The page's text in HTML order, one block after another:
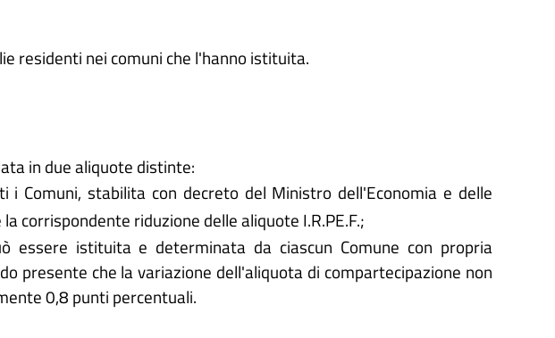
residenti nei comuni che l'hanno istituita.
in due aliquote distinte:
i Comuni, stabilita con decreto del Ministro dell'Economia e delle
corrispondente riduzione delle aliquote I.R.PE.F.;
essere istituita e determinata da ciascun Comune con propria
presente che la variazione dell'aliquota di compartecipazione non
0,8 punti percentuali.